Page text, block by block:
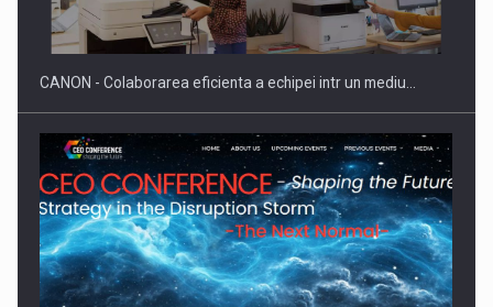
reglementari…
CANON - Colaborarea eficienta a echipei intr un mediu…